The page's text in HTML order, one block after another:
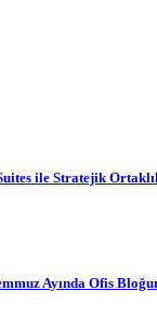
ile Stratejik
Ayında Ofis